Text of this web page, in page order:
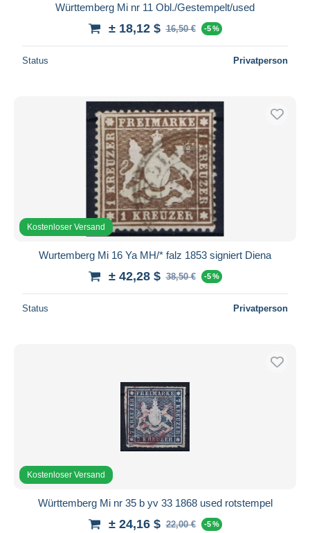
Württemberg Mi nr 11 Obl./Gestempelt/used
± 18,12 $ 16,50 € -5 %
Status Privatperson
Kostenloser Versand
Wurtemberg Mi 16 Ya MH/* falz 1853 signiert Diena
± 42,28 $ 38,50 € -5 %
Status Privatperson
Kostenloser Versand
Württemberg Mi nr 35 b yv 33 1868 used rotstempel
± 24,16 $ 22,00 € -5 %